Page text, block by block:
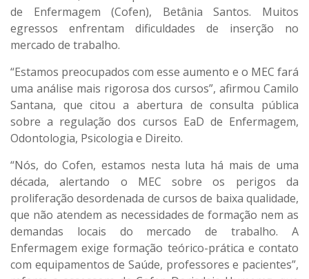
de Enfermagem (Cofen), Betânia Santos. Muitos
egressos enfrentam dificuldades de inserção no
mercado de trabalho.
“Estamos preocupados com esse aumento e o MEC fará
uma análise mais rigorosa dos cursos”, afirmou Camilo
Santana, que citou a abertura de consulta pública
sobre a regulação dos cursos EaD de Enfermagem,
Odontologia, Psicologia e Direito.
“Nós, do Cofen, estamos nesta luta há mais de uma
década, alertando o MEC sobre os perigos da
proliferação desordenada de cursos de baixa qualidade,
que não atendem as necessidades de formação nem as
demandas locais do mercado de trabalho. A
Enfermagem exige formação teórico-prática e contato
com equipamentos de Saúde, professores e pacientes”,